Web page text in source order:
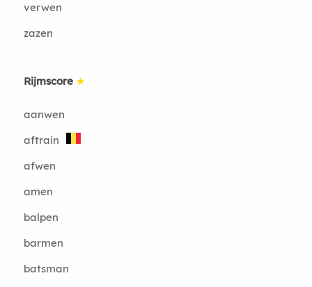
verwen
zazen
Rijmscore ★
aanwen
aftrain
afwen
amen
balpen
barmen
batsman